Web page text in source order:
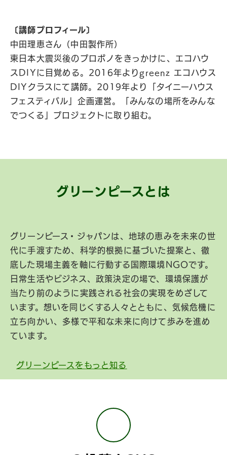
〔講師プロフィール〕
中田理恵さん（中田製作所）
東日本大震災後のプロボノをきっかけに、エコハウ
スDIYに目覚める。2016年よりgreenz エコハウス
DIYクラスにて講師。2019年より「タイニーハウス
フェスティバル」企画運営。「みんなの場所をみんな
でつくる」プロジェクトに取り組む。
グリーンピースとは
グリーンピース・ジャパンは、地球の恵みを未来の世
代に手渡すため、科学的根拠に基づいた提案と、徹
底した現場主義を軸に行動する国際環境NGOです。
日常生活やビジネス、政策決定の場で、環境保護が
当たり前のように実践される社会の実現をめざして
います。想いを同じくする人々とともに、気候危機に
立ち向かい、多様で平和な未来に向けて歩みを進め
ています。
グリーンピースをもっと知る